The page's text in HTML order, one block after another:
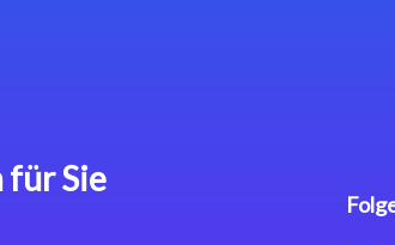
für Sie